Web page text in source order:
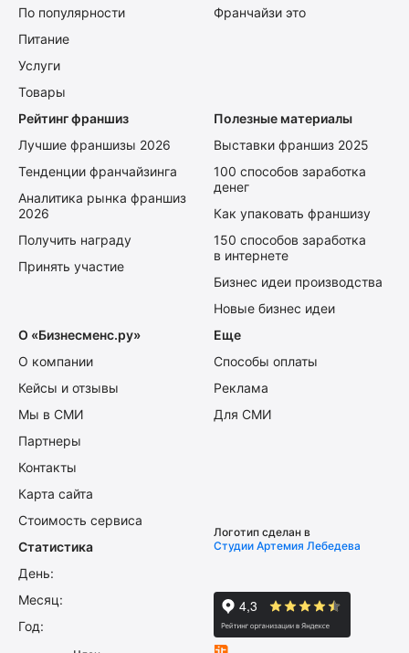
По популярности
Питание
Услуги
Товары
Франчайзи это
Рейтинг франшиз
Лучшие франшизы 2026
Тенденции франчайзинга
Аналитика рынка франшиз
2026
Получить награду
Принять участие
Полезные материалы
Выставки франшиз 2025
100 способов заработка
денег
Как упаковать франшизу
150 способов заработка
в интернете
Бизнес идеи производства
Новые бизнес идеи
О «Бизнесменс.ру»
О компании
Кейсы и отзывы
Мы в СМИ
Партнеры
Контакты
Карта сайта
Стоимость сервиса
Еще
Способы оплаты
Реклама
Для СМИ
Статистика
День:
Месяц:
Год:
Логотип сделан в
Студии Артемия Лебедева